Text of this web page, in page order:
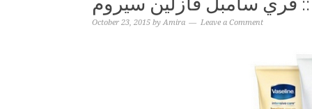
October 23, 2015 byAmira Leave a Comment